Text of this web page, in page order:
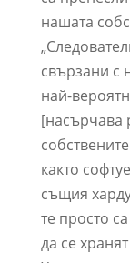
нашата
свързани с
най-
[насърчава
както
същия
те просто
да се